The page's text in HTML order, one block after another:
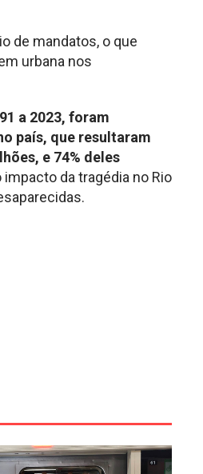
de mandatos, o que
urbana nos
a 2023, foram
país, que resultaram
e 74% deles
da tragédia no Rio